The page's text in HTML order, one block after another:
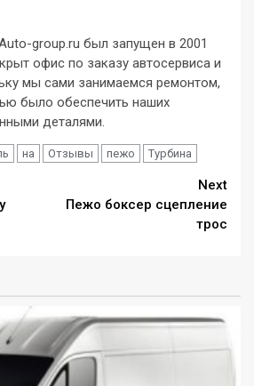
group.ru был запущен в 2001
офис по заказу автосервиса и
мы сами занимаемся ремонтом,
было обеспечить наших
деталями.
на Отзывы пежо Турбина
Next
Пежо боксер сцепление
трос